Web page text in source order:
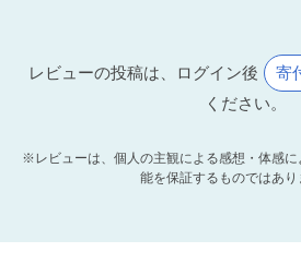
レビューの投稿は、ログイン後 寄
ください。
※レビューは、個人の主観による感想・体感
能を保証するものではあり